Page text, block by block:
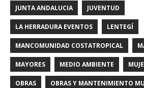
JUNTA ANDALUCIA JUVENTUD
LA HERRADURA EVENTOS LENTEGÍ
MANCOMUNIDAD COSTATROPICAL
MAYORES MEDIO AMBIENTE
OBRAS OBRAS Y MANTENIMIENTO